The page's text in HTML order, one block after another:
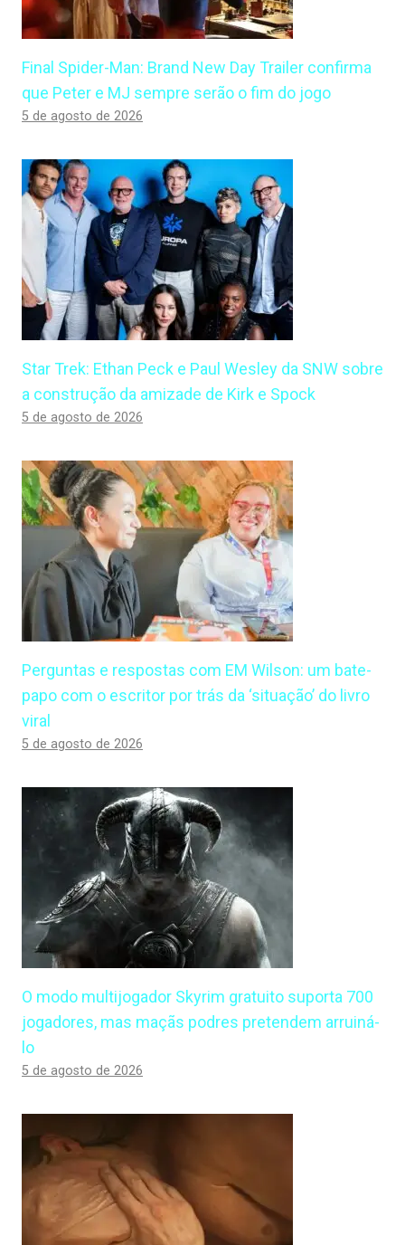
Final Spider-Man: Brand New Day Trailer confirma
que Peter e MJ sempre serão o fim do jogo
5 de agosto de 2026
Star Trek: Ethan Peck e Paul Wesley da SNW sobre
a construção da amizade de Kirk e Spock
5 de agosto de 2026
Perguntas e respostas com EM Wilson: um bate-
papo com o escritor por trás da ‘situação’ do livro
viral
5 de agosto de 2026
O modo multijogador Skyrim gratuito suporta 700
jogadores, mas maçãs podres pretendem arruiná-
lo
5 de agosto de 2026